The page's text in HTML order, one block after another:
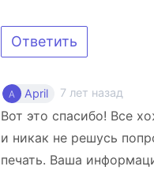
Ответить
April 7 лет назад
Вот это спасибо! Все
и никак не решусь
печать. Ваша